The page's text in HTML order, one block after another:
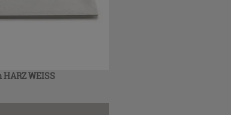
HARZ WEISS